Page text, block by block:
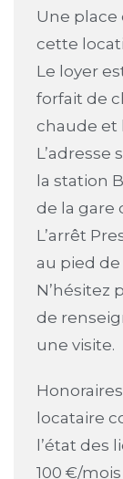
Une
cette
Le loyer
forfait de
chaude et
L’adresse
la station
de la gare
L’arrêt
au pied
N’hésitez
de
une visite.
locataire
l’état des
100 €/